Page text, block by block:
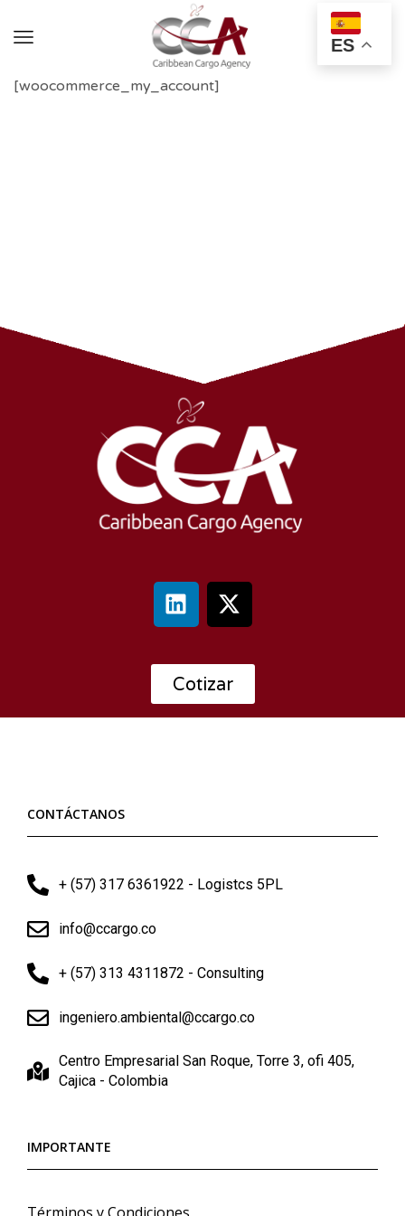
ES
[woocommerce_my_account]
Cotizar
CONTÁCTANOS
+ (57) 317 6361922 - Logistcs 5PL
info@ccargo.co
+ (57) 313 4311872 - Consulting
ingeniero.ambiental@ccargo.co
Centro Empresarial San Roque, Torre 3, ofi 405,
Cajica - Colombia
IMPORTANTE
Términos y Condiciones